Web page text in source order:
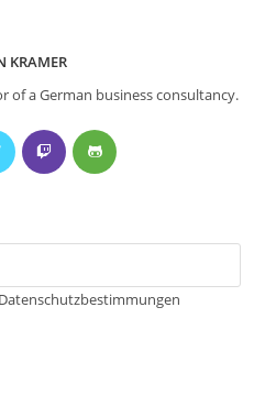
KRAMER
of a German business consultancy.